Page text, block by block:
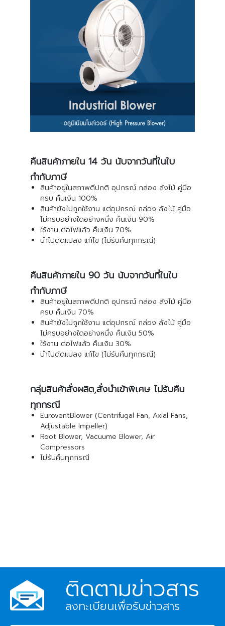
คืนสินค้าภายใน 14 วัน นับจากวันที่ในใบ
กำกับภาษี
สินค้าอยู่ในสภาพดีปกติ อุปกรณ์ กล่อง ลังไม้ คู่มือ
ครบ คืนเงิน 100%
สินค้ายังไม่ถูกใช้งาน แต่อุปกรณ์ กล่อง ลังไม้ คู่มือ
ไม่ครบอย่างใดอย่างหนึ่ง คืนเงิน 90%
ใช้งาน ต่อไฟแล้ว คืนเงิน 70%
นำไปดัดแปลง แก้ไข (ไม่รับคืนทุกกรณี)
คืนสินค้าภายใน 90 วัน นับจากวันที่ในใบ
กำกับภาษี
สินค้าอยู่ในสภาพดีปกติ อุปกรณ์ กล่อง ลังไม้ คู่มือ
ครบ คืนเงิน 70%
สินค้ายังไม่ถูกใช้งาน แต่อุปกรณ์ กล่อง ลังไม้ คู่มือ
ไม่ครบอย่างใดอย่างหนึ่ง คืนเงิน 50%
ใช้งาน ต่อไฟแล้ว คืนเงิน 30%
นำไปดัดแปลง แก้ไข (ไม่รับคืนทุกกรณี)
กลุ่มสินค้าสั่งผลิต,สั่งนำเข้าพิเศษ ไม่รับคืน
ทุกกรณี
EuroventBlower (Centrifugal Fan, Axial Fans,
Adjustable Impeller)
Root Blower, Vacuume Blower, Air
Compressors
ไม่รับคืนทุกกรณี
ติดตามข่าวสาร
ลงทะเบียนเพื่อรับข่าวสาร